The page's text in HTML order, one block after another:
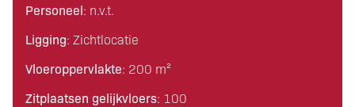
Personeel: n.v.t.
Ligging: Zichtlocatie
Vloeroppervlakte: 200 m²
Zitplaatsen gelijkvloers: 100